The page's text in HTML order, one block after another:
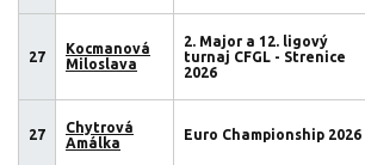
27
Kocmanová
Miloslava
2. Major a 12. ligový
turnaj CFGL - Strenice
2026
27
Chytrová
Amálka
Euro Championship 2026